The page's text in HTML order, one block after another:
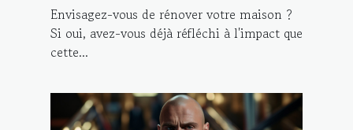
Envisagez-vous de rénover votre maison ?
Si oui, avez-vous déjà réfléchi à l'impact que
cette...